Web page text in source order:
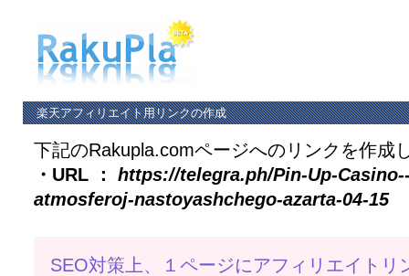
楽天アフィリエイト用リンクの作成
下記のRakupla.comページへのリンクを作成
・URL ：https://telegra.ph/Pin-Up-
atmosferoj-nastoyashchego-azarta-04-15
SEO対策上、１ページにアフィリエイトリ